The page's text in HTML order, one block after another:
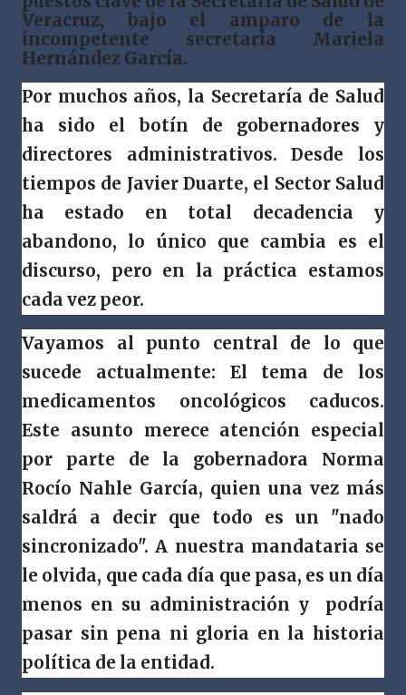
Veracruz, bajo el amparo de la
incompetente secretaria Mariela
Hernández García.
Por muchos años, la Secretaría de Salud
ha sido el botín de gobernadores y
directores administrativos. Desde los
tiempos de Javier Duarte, el Sector Salud
ha estado en total decadencia y
abandono, lo único que cambia es el
discurso, pero en la práctica estamos
cada vez peor.
Vayamos al punto central de lo que
sucede actualmente: El tema de los
medicamentos oncológicos caducos.
Este asunto merece atención especial
por parte de la gobernadora Norma
Rocío Nahle García, quien una vez más
saldrá a decir que todo es un "nado
sincronizado". A nuestra mandataria se
le olvida, que cada día que pasa, es un día
menos en su administración y podría
pasar sin pena ni gloria en la historia
política de la entidad.